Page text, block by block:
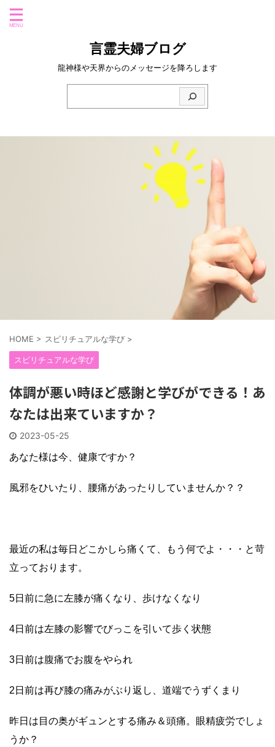
言霊夫婦ブログ
龍神様や天界からのメッセージを降ろします
HOME > スピリチュアルな学び >
スピリチュアルな学び
体調が悪い時ほど感謝と学びができる！あ
なたは出来ていますか？
2023-05-25
あなた様は今、健康ですか？
風邪をひいたり、腰痛があったりしていませんか？？
最近の私は毎日どこかしら痛くて、もう何でよ・・・と苛
立っております。
5日前に急に左膝が痛くなり、歩けなくなり
4日前は左膝の影響でびっこを引いて歩く状態
3日前は腹痛でお腹をやられ
2日前は再び膝の痛みがぶり返し、道端でうずくまり
昨日は目の奥がギュンとする痛み＆頭痛。眼精疲労でしょ
うか？